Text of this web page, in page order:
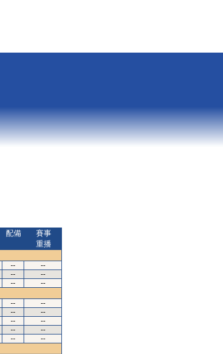
配備
賽事
重播
--
--
--
--
--
--
--
--
--
--
--
--
--
--
--
--